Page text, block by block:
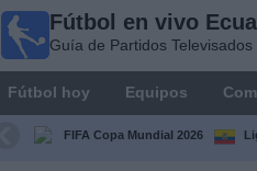
Fútbol en vivo
Guía de Partidos Televisados
Fútbol hoy Equipos
FIFA Copa Mundial 2026